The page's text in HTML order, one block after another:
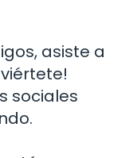
asiste a
sociales